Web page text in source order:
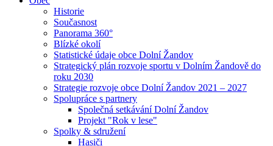
Historie
Současnost
Panorama 360°
Blízké okolí
Statistické údaje obce Dolní Žandov
Strategický plán rozvoje sportu v Dolním Žandově do
roku 2030
Strategie rozvoje obce Dolní Žandov 2021 – 2027
Spolupráce s partnery
Společná setkávání Dolní Žandov
Projekt "Rok v lese"
Spolky & sdružení
Hasiči